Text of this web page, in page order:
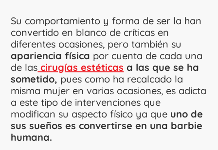
Su comportamiento y forma de ser la han
convertido en blanco de críticas en
diferentes ocasiones, pero también su
apariencia física por cuenta de cada una
de las cirugías estéticas a las que se ha
sometido, pues como ha recalcado la
misma mujer en varias ocasiones, es adicta
a este tipo de intervenciones que
modifican su aspecto físico ya que uno de
sus sueños es convertirse en una barbie
humana.